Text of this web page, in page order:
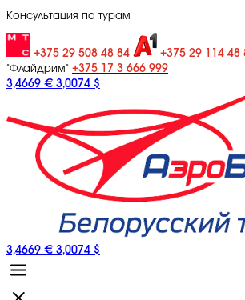
Консультация по турам
+375 29 508 48 84 +375 29 114 48
"Флайдрим" +375 17 3 666 999
3,4669 € 3,0074 $
3,4669 € 3,0074 $